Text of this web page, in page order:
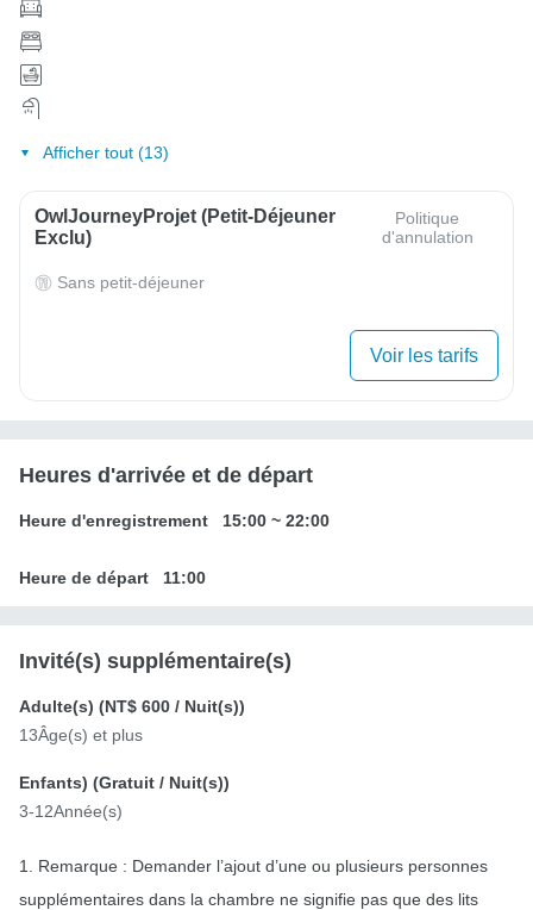
Afficher tout (13)
OwlJourneyProjet (petit-Déjeuner
Exclu)
Politique
d'annulation
Sans petit-déjeuner
Voir les tarifs
Heures d'arrivée et de départ
Heure d'enregistrement 15:00 ~ 22:00
Heure de départ 11:00
Invité(s) supplémentaire(s)
Adulte(s) (NT$ 600 / Nuit(s))
13Âge(s) et plus
Enfants) (Gratuit / Nuit(s))
3-12Année(s)
1. Remarque : Demander l’ajout d’une ou plusieurs personnes
supplémentaires dans la chambre ne signifie pas que des lits